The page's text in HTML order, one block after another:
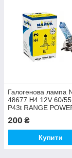
Галогенова лампа
48677 H4 12V 60/
P43t RANGE
200 ₴
Купити